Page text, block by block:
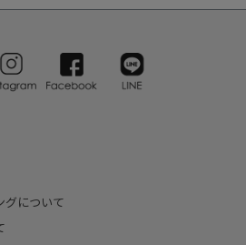
グについて